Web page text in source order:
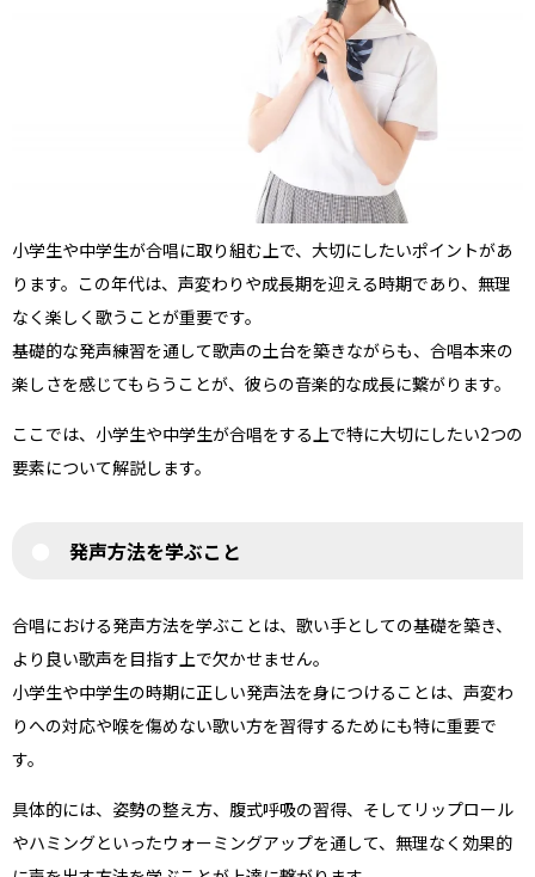
小学生や中学生が合唱に取り組む上で、大切にしたいポイントがあ
ります。この年代は、声変わりや成長期を迎える時期であり、無理
なく楽しく歌うことが重要です。
基礎的な発声練習を通して歌声の土台を築きながらも、合唱本来の
楽しさを感じてもらうことが、彼らの音楽的な成長に繋がります。
ここでは、小学生や中学生が合唱をする上で特に大切にしたい2つの
要素について解説します。
発声方法を学ぶこと
合唱における発声方法を学ぶことは、歌い手としての基礎を築き、
より良い歌声を目指す上で欠かせません。
小学生や中学生の時期に正しい発声法を身につけることは、声変わ
りへの対応や喉を傷めない歌い方を習得するためにも特に重要で
す。
具体的には、姿勢の整え方、腹式呼吸の習得、そしてリップロール
やハミングといったウォーミングアップを通して、無理なく効果的